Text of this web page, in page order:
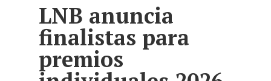
LNB anuncia
finalistas para
premios